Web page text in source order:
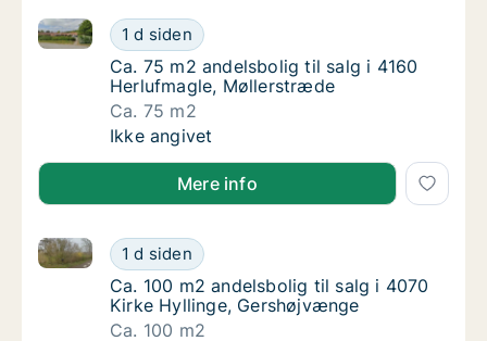
Ca. 75 m2 andelsbolig til salg i 4160
1 d siden
Ca. 75 m2 andelsbolig til salg i 4160 Herlufmagle,
Ca. 75 m2 andelsbolig til salg i 4160
Ca. 75 m2 andelsbolig til salg i 4160
Herlufmagle, Møllerstræde
Ca. 75 m2
Ca. 75 m2 andelsbolig til salg i 4160
Ikke angivet
Mere info
Ca. 100 m2 andelsbolig til salg i 4070
1 d siden
Ca. 100 m2 andelsbolig til salg i 4070 Kirke
Ca. 100 m2 andelsbolig til salg i 4070
Ca. 100 m2 andelsbolig til salg i 4070
Kirke Hyllinge, Gershøjvænge
Ca. 100 m2